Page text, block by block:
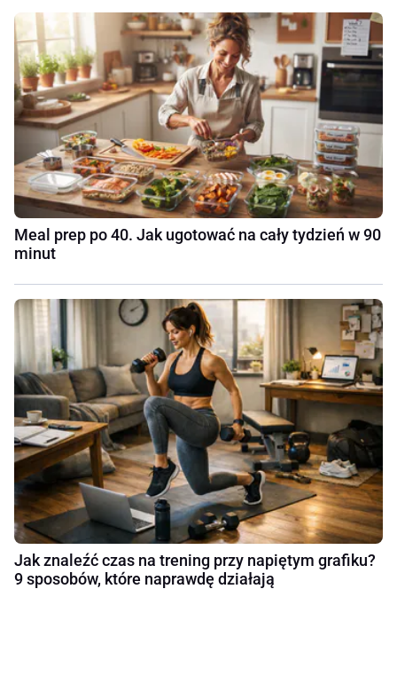
Meal prep po 40. Jak ugotować na cały tydzień w 90
minut
Jak znaleźć czas na trening przy napiętym grafiku?
9 sposobów, które naprawdę działają